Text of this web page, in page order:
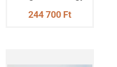
244 700 Ft